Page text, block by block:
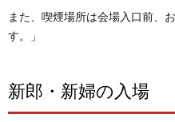
また、喫煙場所は会場入口前、
す。
」
新郎・新婦の入場